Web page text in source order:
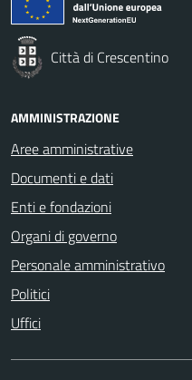
Città di Crescentino
AMMINISTRAZIONE
Aree amministrative
Documenti e dati
Enti e fondazioni
Organi di governo
Personale amministrativo
Politici
Uffici